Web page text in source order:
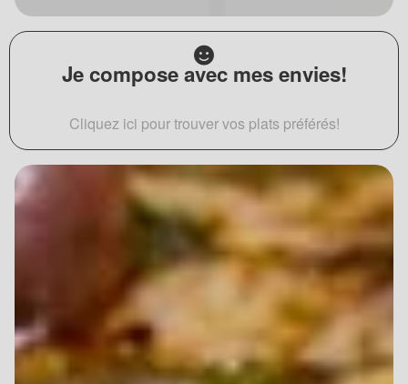
Je compose avec mes envies!
Cliquez ici pour trouver vos plats préférés!